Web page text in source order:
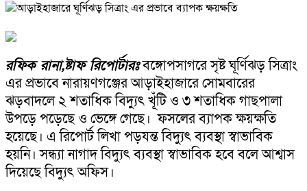
রফিক রানা,ষ্টাফ রিপোর্টারঃবঙ্গোপসাগরে সৃষ্ট ঘূর্ণিঝড় সিত্রাং
এর প্রভাবে নারায়ণগঞ্জের আড়াইহাজারে সোমবারের
ঝড়বাদলে ২ শতাধিক বিদ্যুৎ খূঁটি ও ৩ শতাধিক গাছপালা
উপড়ে পড়েছে ও ভেঙ্গে গেছে। ফসলের ব্যাপক ক্ষয়ক্ষতি
হয়েছে। এ রিপোর্ট লিখা পড়যন্ত বিদ্যুৎ ব্যবস্থা স্বাভাবিক
হয়নি। সন্ধ্যা নাগাদ বিদ্যুৎ ব্যবস্থা স্বাভাবিক হবে বলে আশ্বাস
দিয়েছে বিদ্যুৎ অফিস।